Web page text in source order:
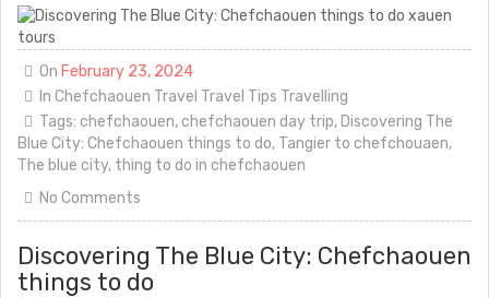
On February 23, 2024
In Chefchaouen Travel Travel Tips Travelling
Tags: chefchaouen,chefchaouen day trip, Discovering The
Blue City: Chefchaouen things to do, Tangier to chefchouaen,
The blue city, thing to do in chefchaouen
No Comments
Discovering The Blue City: Chefchaouen
things to do